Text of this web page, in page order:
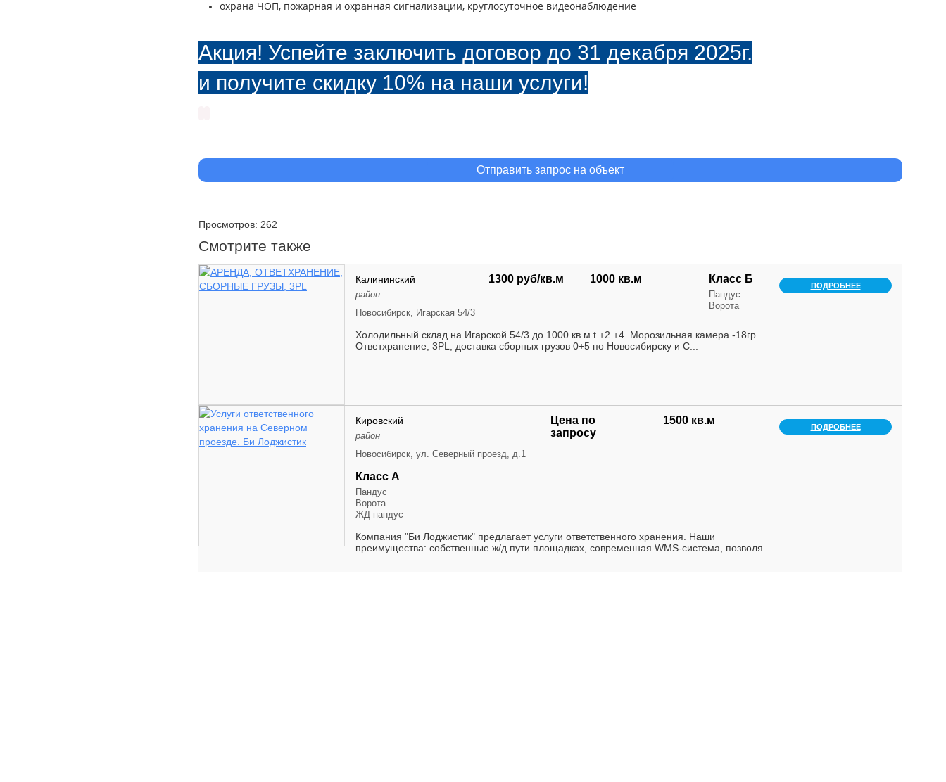
охрана ЧОП, пожарная и охранная сигнализации, круглосуточное видеонаблюдение
Акция! Успейте заключить договор до 31 декабря 2025г.
и получите скидку 10% на наши услуги!
Отправить запрос на объект
Просмотров: 262
Смотрите также
Калининский
район
Новосибирск, Игарская 54/3
1300 руб/кв.м 1000 кв.м Класс Б
Пандус
Ворота
Холодильный склад на Игарской 54/3 до 1000 кв.м t +2 +4. Морозильная камера -18гр.
Ответхранение, 3PL, доставка сборных грузов 0+5 по Новосибирску и С...
ПОДРОБНЕЕ
Кировский
район
Новосибирск, ул. Северный проезд, д.1
Цена по
запросу
1500 кв.м
Класс А
Пандус
Ворота
ЖД пандус
Компания "Би Лоджистик" предлагает услуги ответственного хранения. Наши
преимущества: собственные ж/д пути площадках, современная WMS-система, позволя...
ПОДРОБНЕЕ